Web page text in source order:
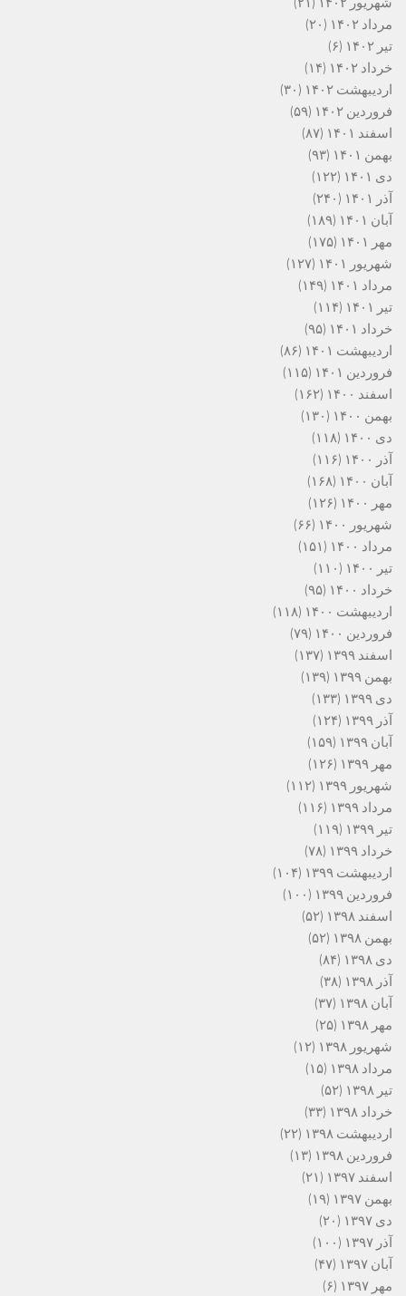
مرداد ۱۴۰۲
(۲۰)
تیر ۱۴۰۲
(۶)
خرداد ۱۴۰۲
(۱۴)
اردیبهشت ۱۴۰۲
(۳۰)
فروردین ۱۴۰۲
(۵۹)
اسفند ۱۴۰۱
(۸۷)
بهمن ۱۴۰۱
(۹۳)
دی ۱۴۰۱
(۱۲۲)
آذر ۱۴۰۱
(۲۴۰)
آبان ۱۴۰۱
(۱۸۹)
مهر ۱۴۰۱
(۱۷۵)
شهریور ۱۴۰۱
(۱۲۷)
مرداد ۱۴۰۱
(۱۴۹)
تیر ۱۴۰۱
(۱۱۴)
خرداد ۱۴۰۱
(۹۵)
اردیبهشت ۱۴۰۱
(۸۶)
فروردین ۱۴۰۱
(۱۱۵)
اسفند ۱۴۰۰
(۱۶۲)
بهمن ۱۴۰۰
(۱۳۰)
دی ۱۴۰۰
(۱۱۸)
آذر ۱۴۰۰
(۱۱۶)
آبان ۱۴۰۰
(۱۶۸)
مهر ۱۴۰۰
(۱۲۶)
شهریور ۱۴۰۰
(۶۶)
مرداد ۱۴۰۰
(۱۵۱)
تیر ۱۴۰۰
(۱۱۰)
خرداد ۱۴۰۰
(۹۵)
اردیبهشت ۱۴۰۰
(۱۱۸)
فروردین ۱۴۰۰
(۷۹)
اسفند ۱۳۹۹
(۱۳۷)
بهمن ۱۳۹۹
(۱۳۹)
دی ۱۳۹۹
(۱۳۳)
آذر ۱۳۹۹
(۱۲۴)
آبان ۱۳۹۹
(۱۵۹)
مهر ۱۳۹۹
(۱۲۶)
شهریور ۱۳۹۹
(۱۱۲)
مرداد ۱۳۹۹
(۱۱۶)
تیر ۱۳۹۹
(۱۱۹)
خرداد ۱۳۹۹
(۷۸)
اردیبهشت ۱۳۹۹
(۱۰۴)
فروردین ۱۳۹۹
(۱۰۰)
اسفند ۱۳۹۸
(۵۲)
بهمن ۱۳۹۸
(۵۲)
دی ۱۳۹۸
(۸۴)
آذر ۱۳۹۸
(۳۸)
آبان ۱۳۹۸
(۳۷)
مهر ۱۳۹۸
(۲۵)
شهریور ۱۳۹۸
(۱۲)
مرداد ۱۳۹۸
(۱۵)
تیر ۱۳۹۸
(۵۲)
خرداد ۱۳۹۸
(۳۳)
اردیبهشت ۱۳۹۸
(۲۲)
فروردین ۱۳۹۸
(۱۳)
اسفند ۱۳۹۷
(۲۱)
بهمن ۱۳۹۷
(۱۹)
دی ۱۳۹۷
(۲۰)
آذر ۱۳۹۷
(۱۰۰)
آبان ۱۳۹۷
(۴۷)
مهر ۱۳۹۷
(۶)